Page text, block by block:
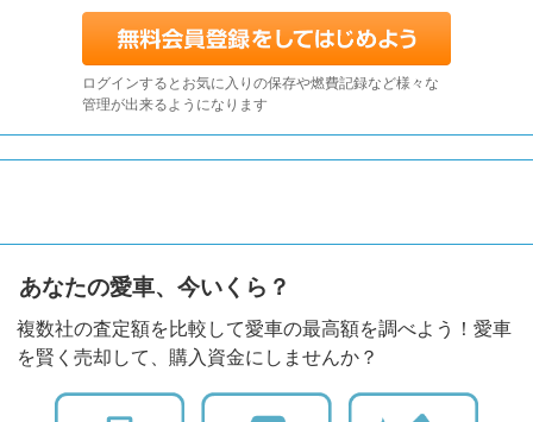
ログインするとお気に入りの保存や燃費記録など様々な
管理が出来るようになります
あなたの愛車、今いくら？
複数社の査定額を比較して愛車の最高額を調べよう！愛車
を賢く売却して、購入資金にしませんか？